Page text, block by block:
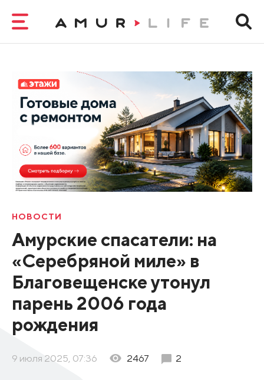
НОВОСТИ
Амурские спасатели: на
«Серебряной миле» в
Благовещенске утонул
парень 2006 года
рождения
9 июля 2025, 07:36 2467 2